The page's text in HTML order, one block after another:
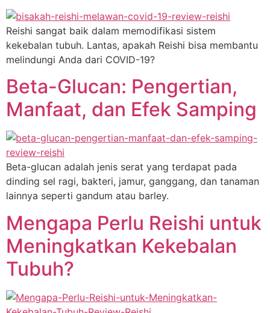
Reishi sangat baik dalam memodifikasi sistem
kekebalan tubuh. Lantas, apakah Reishi bisa membantu
melindungi Anda dari COVID-19?
Beta-Glucan: Pengertian,
Manfaat, dan Efek Samping
Beta-glucan adalah jenis serat yang terdapat pada
dinding sel ragi, bakteri, jamur, ganggang, dan tanaman
lainnya seperti gandum atau barley.
Mengapa Perlu Reishi untuk
Meningkatkan Kekebalan
Tubuh?